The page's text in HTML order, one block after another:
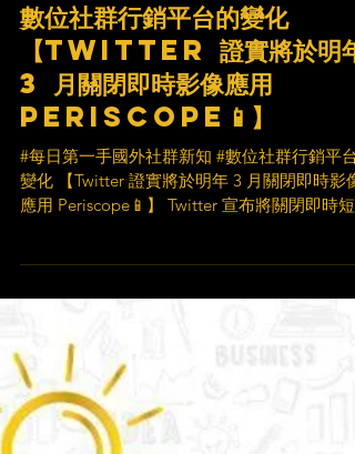
#每日第一手國外社群新知 #
數位社群行銷平台的變化
【Twitter 證實將於明年
3 月關閉即時影像應用
Periscope📱】
#每日第一手國外社群新知 #數位社群行銷平台
變化 【Twitter 證實將於明年 3 月關閉即時影像
像應用 Periscope 服務，並於 2021 年 3 月停止